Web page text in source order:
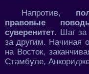
Напротив,
правовые
суверенитет. Шаг за
за другим. Начиная
на Восток,
Стамбуле,